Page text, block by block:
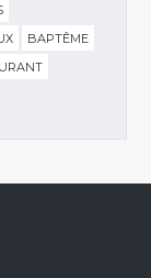
BAPTÊME